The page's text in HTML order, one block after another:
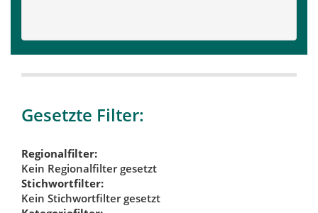
Gesetzte Filter:
Regionalfilter:
Kein Regionalfilter gesetzt
Stichwortfilter:
Kein Stichwortfilter gesetzt